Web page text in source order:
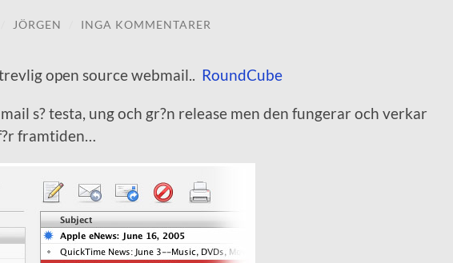
JÖRGEN INGA KOMMENTARER
open source webmail.. RoundCube
s? testa, ung och gr?n release men den fungerar och verkar
framtiden…